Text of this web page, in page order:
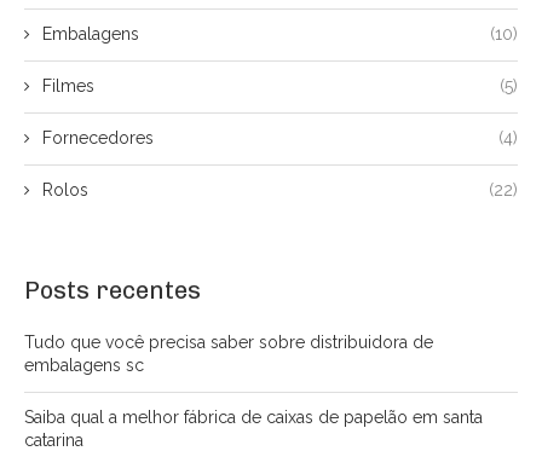
Embalagens (10)
Filmes (5)
Fornecedores (4)
Rolos (22)
Posts recentes
Tudo que você precisa saber sobre distribuidora de
embalagens sc
Saiba qual a melhor fábrica de caixas de papelão em santa
catarina